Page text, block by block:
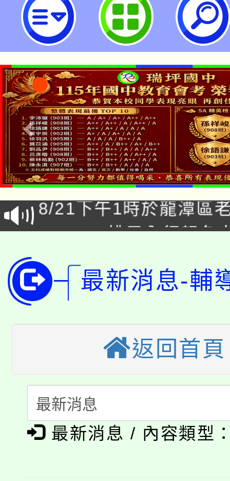
家長特教知能研習」，請鼓勵所屬
師助理員踴躍報名參加。-桃園市
「本色祭」8/29、30在
場熱烈登場!
8/21下午1時於龍潭區
徵才活動。
YOUNG桃局內行報名
開!
115年桃園市運動會8/
田徑場及游泳池舉行。
桃園市低收入戶享有免
視費優惠，中低收入戶
半價優惠，詳情可洽有
者。
大園自造教育及科技中
份教師增能研習
大溪自造教育及科技
份教師研習
淨零綠生活教案入校路
會
115年食農教育專業人
程
「本色祭」8/29、30在
最新消息-輔
返回首頁
最新消息 / 內容類型